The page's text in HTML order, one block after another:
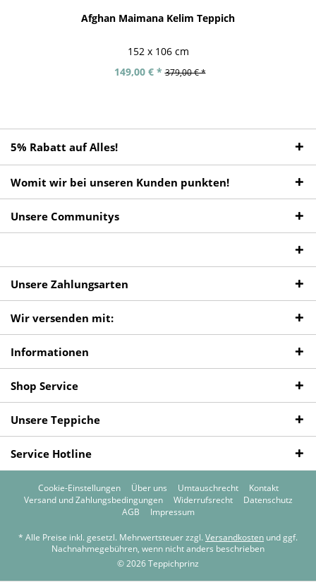
Afghan Maimana Kelim Teppich
152 x 106 cm
149,00 € * 379,00 € *
5% Rabatt auf Alles!
Womit wir bei unseren Kunden punkten!
Unsere Communitys
Unsere Zahlungsarten
Wir versenden mit:
Informationen
Shop Service
Unsere Teppiche
Service Hotline
Cookie-Einstellungen Über uns Umtauschrecht
Kontakt
Versand und Zahlungsbedingungen
Widerrufsrecht
Datenschutz
AGB
Impressum
* Alle Preise inkl. gesetzl. Mehrwertsteuer zzgl. Versandkosten und ggf.
Nachnahmegebühren, wenn nicht anders beschrieben
© 2026 Teppichprinz